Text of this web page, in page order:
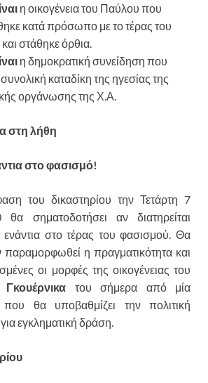
η οικογένεια του Παύλου που
κατά πρόσωπο με το τέρας του
στάθηκε όρθια.
η δημοκρατική συνείδηση που
συνολική καταδίκη της ηγεσίας της
οργάνωσης της Χ.Α.
στη λήθη
στο φασισμό!
του δικαστηρίου την Τετάρτη 7
σηματοδοτήσει αν διατηρείται
στο τέρας του φασισμού. Θα
παραμορφωθεί η πραγματικότητα και
οι μορφές της οικογένειας του
Γκουέρνικα του σήμερα από μία
που θα υποβαθμίζει την πολιτική
εγκληματική δράση.